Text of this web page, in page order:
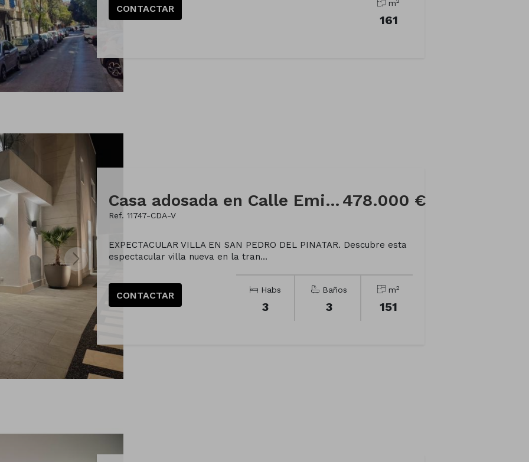
CONTACTAR m
161
Casa adosada en Calle Emilio Díez de Revenga
Ref. 11747-CDA-V
478.000 €
EXPECTACULAR VILLA EN SAN PEDRO DEL PINATAR. Descubre esta
espectacular villa nueva en la tran...
CONTACTAR Habs
3
Baños
3
m2
151